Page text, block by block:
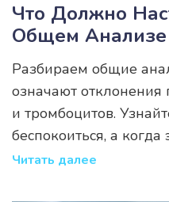
Что Должно
Общем Анализе
Расшифровка
Разбираем общие
означают отклонения
и тромбоцитов.
беспокоиться, а когда
Читать далее